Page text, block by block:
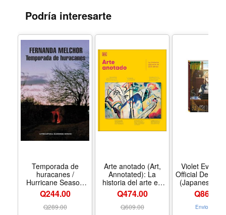
Podría interesarte
Temporada de
huracanes /
Hurricane Season
(Spanish Edition) -
Formato Paperback
Q244.00
Q289.00
Arte anotado (Art,
Annotated): La
historia del arte en
500 obras (Spanish
Edition) - Formato
Hardcover
Q474.00
Q609.00
Violet
Official Design
(Japanese
Q864.00
Envio Gratis